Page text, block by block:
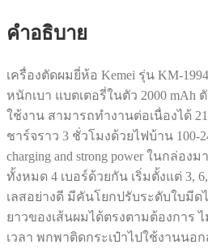
คำอธิบาย
เครื่องตัดผมยี่ห้อ Kemei รุ่น KM-
หนักเบา แบตเตอรี่ในตัว 2000 mAh
ใช้งาน สามารถทำงานต่อเนื่องได้
ชาร์จราว 3 ชั่วโมงด้วยไฟบ้าน 100-
charging and strong power ในกล่อ
ทั้งหมด 4 เบอร์ด้วยกัน เริ่มตั้งแต่ 3,
เลสอย่างดี มีคันโยกปรับระดับใบมี
ยาวของเส้นผมได้ตรงตามต้องการ
เวลา พกพาติดกระเป๋าไปใช้งานนอ